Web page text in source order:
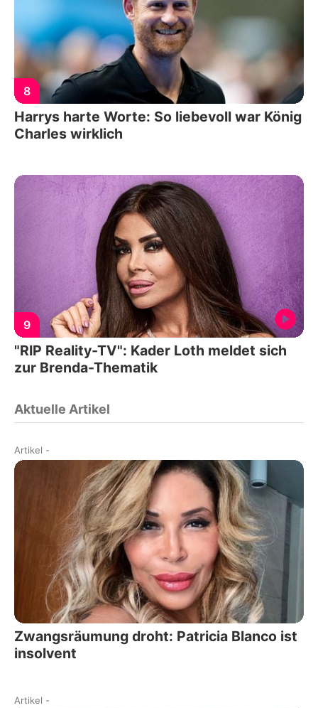
8
Harrys harte Worte: So liebevoll war König
Charles wirklich
9
"RIP Reality-TV": Kader Loth meldet sich
zur Brenda-Thematik
Aktuelle Artikel
Artikel -
Zwangsräumung droht: Patricia Blanco ist
insolvent
Artikel -